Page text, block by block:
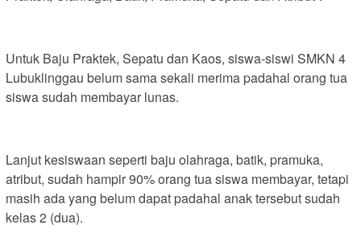
Untuk Baju Praktek, Sepatu dan Kaos, siswa-siswi SMKN 4
Lubuklinggau belum sama sekali merima padahal orang tua
siswa sudah membayar lunas.
Lanjut kesiswaan seperti baju olahraga, batik, pramuka,
atribut, sudah hampir 90% orang tua siswa membayar, tetapi
masih ada yang belum dapat padahal anak tersebut sudah
kelas 2 (dua).